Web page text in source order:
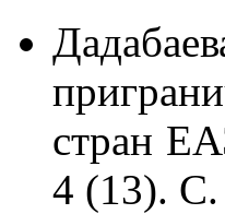
стран
4 (13).